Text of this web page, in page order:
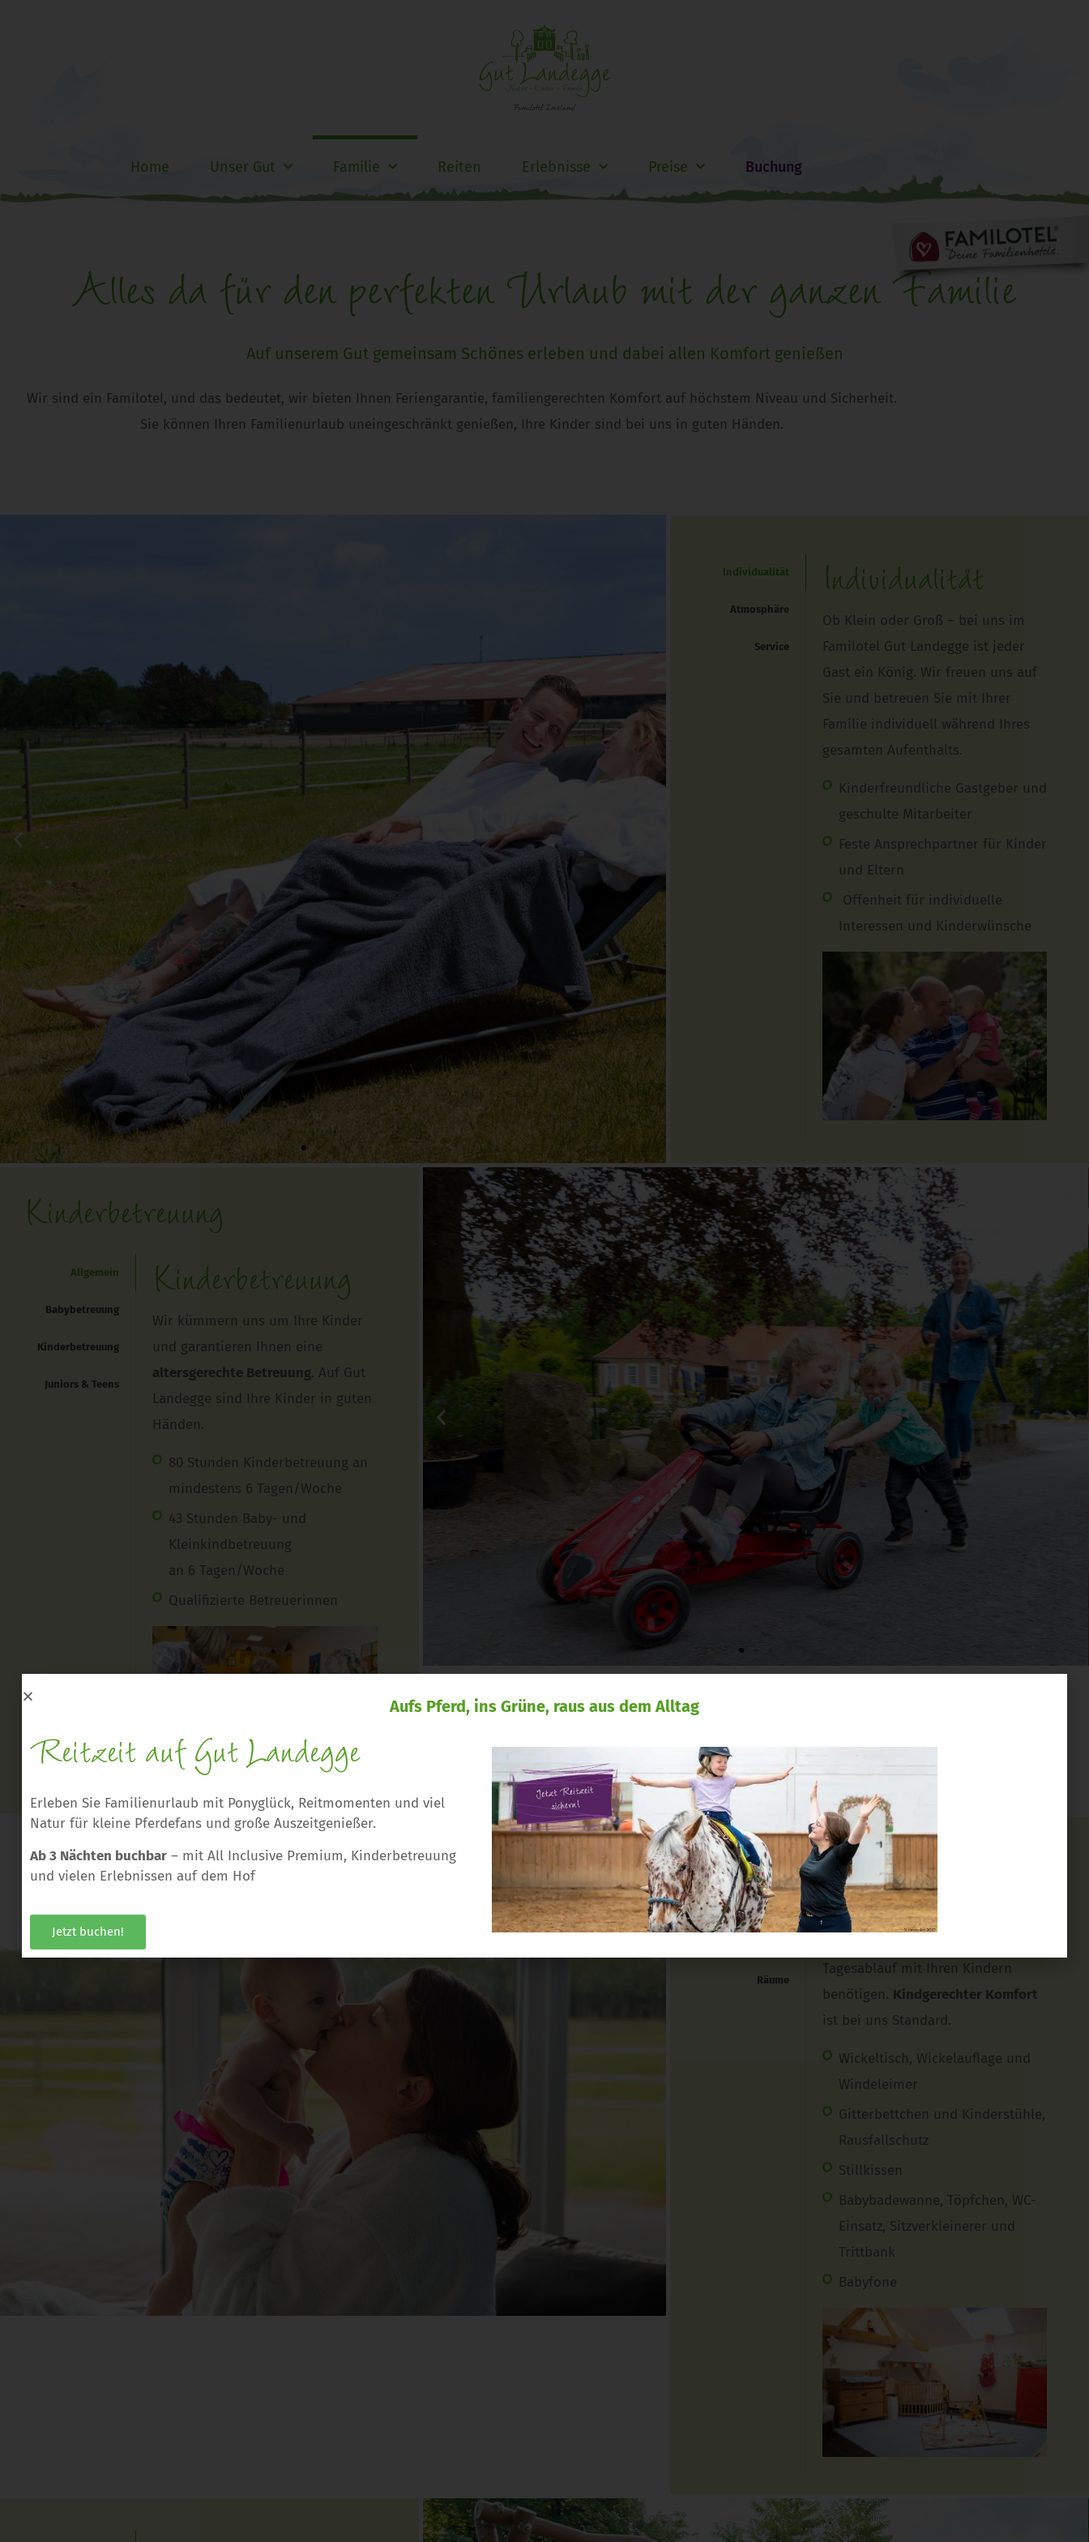
Home Unser Gut Familie Reiten Erlebnisse Preise Buchung
Alles da für den perfekten Urlaub mit der ganzen Familie
Auf unserem Gut gemeinsam Schönes erleben und dabei allen Komfort genießen
Wir sind ein Familotel, und das bedeutet, wir bieten Ihnen Feriengarantie, familiengerechten Komfort auf höchstem Niveau und Sicherheit.
Sie können Ihren Familienurlaub uneingeschränkt genießen, Ihre Kinder sind bei uns in guten Händen.
Individualität
Atmosphäre
Service
Individualität
Ob Klein oder Groß – bei uns im
Familotel Gut Landegge ist jeder
Gast ein König. Wir freuen uns auf
Sie und betreuen Sie mit Ihrer
Familie individuell während Ihres
gesamten Aufenthalts.
Kinderfreundliche Gastgeber und
geschulte Mitarbeiter
Feste Ansprechpartner für Kinder
und Eltern
Offenheit für individuelle
Interessen und Kinderwünsche
Kinderbetreuung
Allgemein
Babybetreuung
Kinderbetreuung
Juniors & Teens
Kinderbetreuung
Wir kümmern uns um Ihre Kinder
und garantieren Ihnen eine
altersgerechte Betreuung. Auf Gut
Landegge sind Ihre Kinder in guten
Händen.
80 Stunden Kinderbetreuung an
mindestens 6 Tagen/Woche
43 Stunden Baby- und
Kleinkindbetreuung
an 6 Tagen/Woche
Qualifizierte Betreuerinnen
Ausstattung
Mobil sein
Räume
Ausstattung
Sie finden auf Gut Landegge alles
Tagesablauf mit Ihren Kindern
benötigen. Kindgerechter Komfort
ist bei uns Standard.
Wickeltisch, Wickelauflage und
Windeleimer
Gitterbettchen und Kinderstühle,
Rausfallschutz
Stillkissen
Babybadewanne, Töpfchen, WC-
Einsatz, Sitzverkleinerer und
Trittbank
Babyfone
Aufs Pferd, ins Grüne, raus aus dem Alltag
Reitzeit auf Gut Landegge
Erleben Sie Familienurlaub mit Ponyglück, Reitmomenten und viel
Natur für kleine Pferdefans und große Auszeitgenießer.
Ab 3 Nächten buchbar– mit All Inclusive Premium, Kinderbetreuung
und vielen Erlebnissen auf dem Hof
Jetzt buchen!